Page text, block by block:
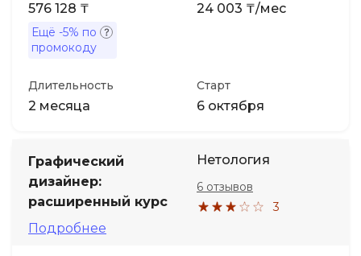
576 128 ₸
Ещё -5% по
промокоду
24 003 ₸/мес
Длительность
2 месяца
Старт
6 октября
Графический
дизайнер:
расширенный курс
Подробнее
Нетология
3
6 отзывов